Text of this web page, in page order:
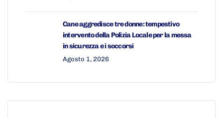
Cane aggredisce tre donne: tempestivo
intervento della Polizia Locale per la messa
in sicurezza e i soccorsi
Agosto 1, 2026